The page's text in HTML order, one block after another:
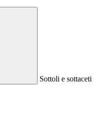
Sottoli e sottaceti